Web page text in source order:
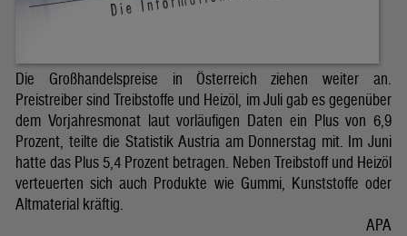
Die Großhandelspreise in Österreich ziehen weiter an.
Preistreiber sind Treibstoffe und Heizöl, im Juli gab es gegenüber
dem Vorjahresmonat laut vorläufigen Daten ein Plus von 6,9
Prozent, teilte die Statistik Austria am Donnerstag mit. Im Juni
hatte das Plus 5,4 Prozent betragen. Neben Treibstoff und Heizöl
verteuerten sich auch Produkte wie Gummi, Kunststoffe oder
Altmaterial kräftig.
APA